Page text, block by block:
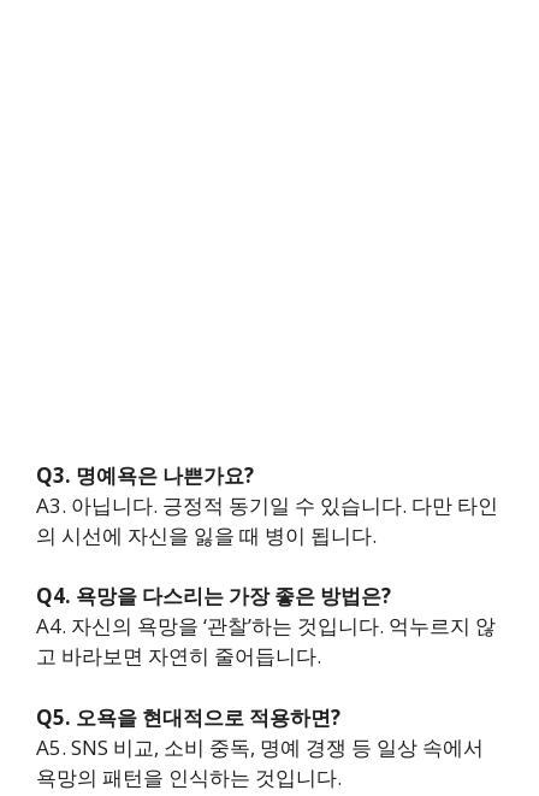
Q3. 명예욕은 나쁜가요?
A3. 아닙니다. 긍정적 동기일 수 있습니다. 다만 타인
의 시선에 자신을 잃을 때 병이 됩니다.
Q4. 욕망을 다스리는 가장 좋은 방법은?
A4. 자신의 욕망을 ‘관찰’하는 것입니다. 억누르지 않
고 바라보면 자연히 줄어듭니다.
Q5. 오욕을 현대적으로 적용하면?
A5. SNS 비교, 소비 중독, 명예 경쟁 등 일상 속에서
욕망의 패턴을 인식하는 것입니다.